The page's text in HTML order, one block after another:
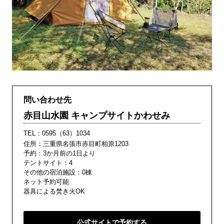
問い合わせ先
赤目山水園 キャンプサイトかわせみ
TEL： 0595（63）1034
住所：三重県名張市赤目町柏原1203
予約：3か月前の1日より
テントサイト：4
その他の宿泊施設：0棟
ネット予約可能
器具による焚き火OK